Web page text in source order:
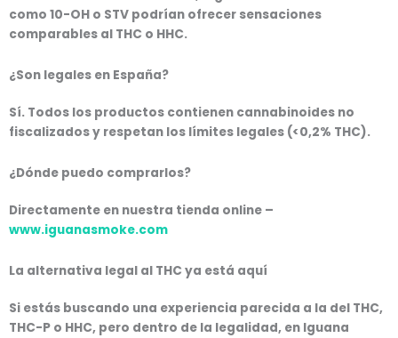
como 10-OH o STV podrían ofrecer sensaciones
comparables al THC o HHC.
¿Son legales en España?
Sí. Todos los productos contienen cannabinoides no
fiscalizadosy respetan los límites legales (<0,2% THC).
¿Dónde puedo comprarlos?
Directamente en nuestra tienda online –
www.iguanasmoke.com
La alternativa legal al THC ya está aquí
Si estás buscando una experiencia parecida a la del THC,
THC-P o HHC, pero dentro de la legalidad, en Iguana